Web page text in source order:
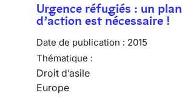
Urgence réfugiés : un plan
d’action est nécessaire !
Date de publication : 2015
Thématique :
Droit d’asile
Europe